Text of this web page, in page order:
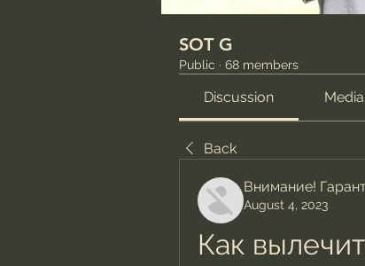
SOT G
Public · 68 members
Discussion Media
Back
Внимание!
August 4, 2023
Как